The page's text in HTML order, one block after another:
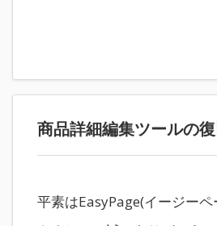
商品詳細編集ツールの
平素はEasyPage(イージー